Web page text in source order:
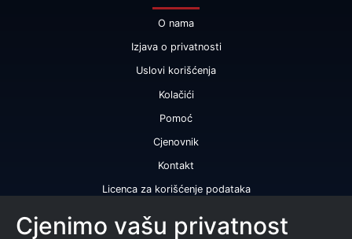
O nama
Izjava o privatnosti
Uslovi korišćenja
Kolačići
Pomoć
Cjenovnik
Kontakt
Licenca za korišćenje podataka
Naše usluge
Cjenimo vašu privatnost